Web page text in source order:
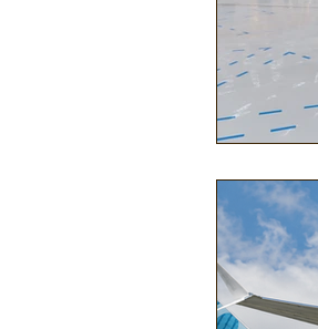
Reportagem
Hobby